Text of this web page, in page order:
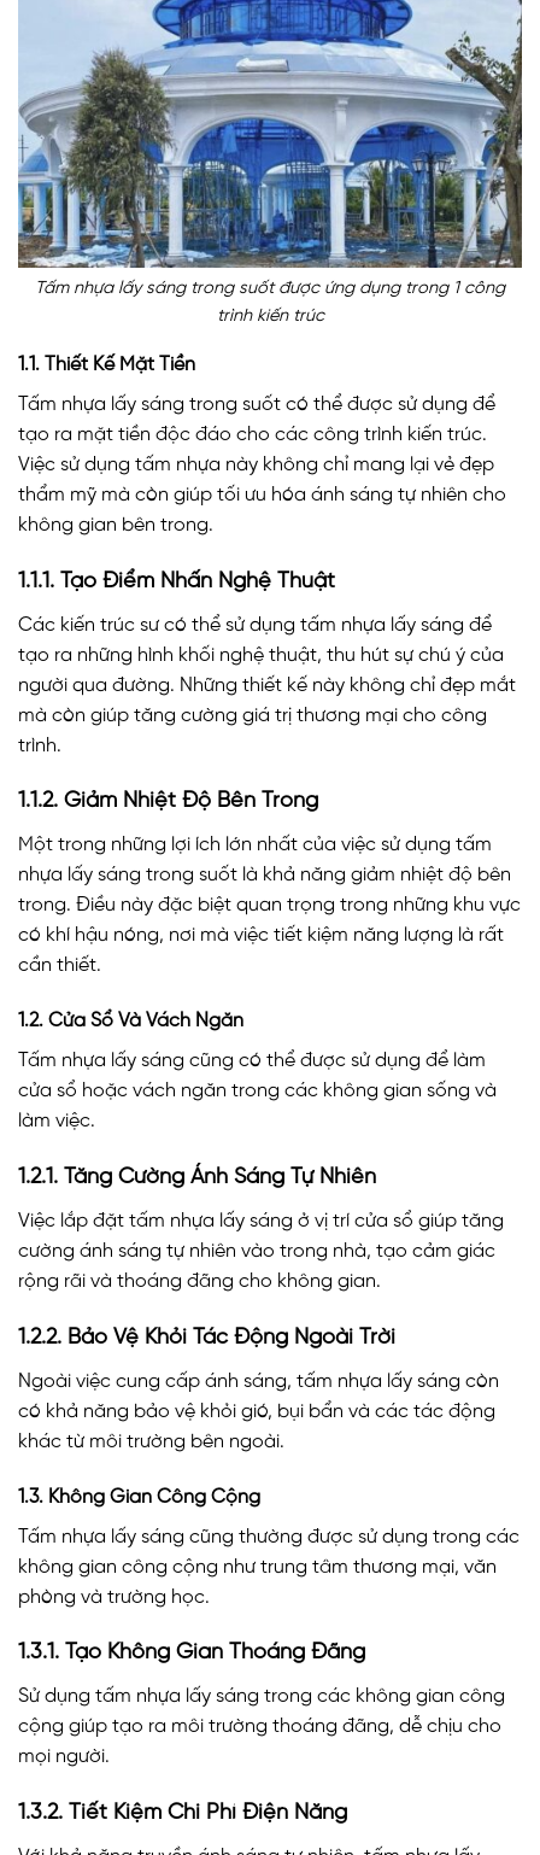
Tấm nhựa lấy sáng trong suốt được ứng dụng trong 1 công
trình kiến trúc
1.1. Thiết Kế Mặt Tiền
Tấm nhựa lấy sáng trong suốt có thể được sử dụng để
tạo ra mặt tiền độc đáo cho các công trình kiến trúc.
Việc sử dụng tấm nhựa này không chỉ mang lại vẻ đẹp
thẩm mỹ mà còn giúp tối ưu hóa ánh sáng tự nhiên cho
không gian bên trong.
1.1.1. Tạo Điểm Nhấn Nghệ Thuật
Các kiến trúc sư có thể sử dụng tấm nhựa lấy sáng để
tạo ra những hình khối nghệ thuật, thu hút sự chú ý của
người qua đường. Những thiết kế này không chỉ đẹp mắt
mà còn giúp tăng cường giá trị thương mại cho công
trình.
1.1.2. Giảm Nhiệt Độ Bên Trong
Một trong những lợi ích lớn nhất của việc sử dụng tấm
nhựa lấy sáng trong suốt là khả năng giảm nhiệt độ bên
trong. Điều này đặc biệt quan trọng trong những khu vực
có khí hậu nóng, nơi mà việc tiết kiệm năng lượng là rất
cần thiết.
1.2. Cửa Sổ Và Vách Ngăn
Tấm nhựa lấy sáng cũng có thể được sử dụng để làm
cửa sổ hoặc vách ngăn trong các không gian sống và
làm việc.
1.2.1. Tăng Cường Ánh Sáng Tự Nhiên
Việc lắp đặt tấm nhựa lấy sáng ở vị trí cửa sổ giúp tăng
cường ánh sáng tự nhiên vào trong nhà, tạo cảm giác
rộng rãi và thoáng đãng cho không gian.
1.2.2. Bảo Vệ Khỏi Tác Động Ngoài Trời
Ngoài việc cung cấp ánh sáng, tấm nhựa lấy sáng còn
có khả năng bảo vệ khỏi gió, bụi bẩn và các tác động
khác từ môi trường bên ngoài.
1.3. Không Gian Công Cộng
Tấm nhựa lấy sáng cũng thường được sử dụng trong các
không gian công cộng như trung tâm thương mại, văn
phòng và trường học.
1.3.1. Tạo Không Gian Thoáng Đãng
Sử dụng tấm nhựa lấy sáng trong các không gian công
cộng giúp tạo ra môi trường thoáng đãng, dễ chịu cho
mọi người.
1.3.2. Tiết Kiệm Chi Phí Điện Năng